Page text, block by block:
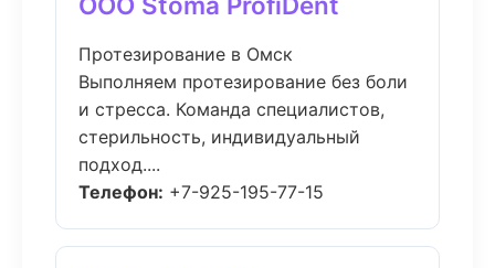
Протезирование в Омск
Выполняем протезирование без боли
и стресса. Команда специалистов,
стерильность, индивидуальный
подход....
Телефон: +7-925-195-77-15